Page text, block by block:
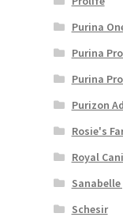
Purina
Purina
Purina
Purizon
Rosie's
Royal
Schesir